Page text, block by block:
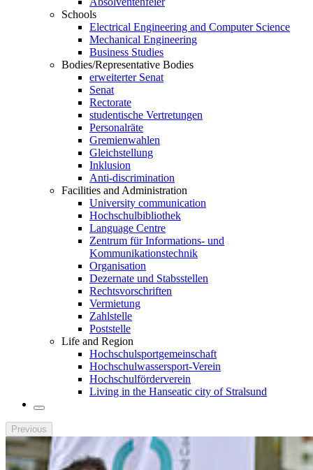
Schools
Electrical Engineering and Computer Science
Mechanical Engineering
Business Studies
Bodies/Representative Bodies
erweiterter Senat
Senat
Rectorate
studentische Vertretungen
Personalräte
Gremienwahlen
Gleichstellung
Inklusion
Anti-discrimination
Facilities and Administration
University communication
Hochschulbibliothek
Language Centre
Zentrum für Informations- und
Kommunikationstechnik
Organisation
Dezernate und Stabsstellen
Rechtsvorschriften
Vermietung
Zahlstelle
Poststelle
Life and Region
Hochschulsportgemeinschaft
Hochschulwassersport-Verein
Hochschulförderverein
Living in the Hanseatic city of Stralsund
Previous